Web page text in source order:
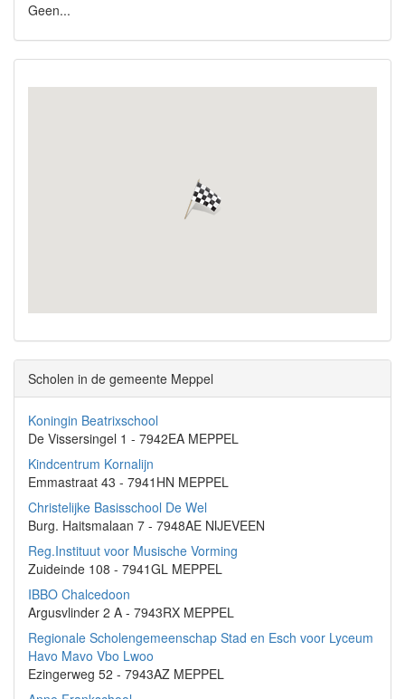
Geen...
Scholen in de gemeente Meppel
Koningin Beatrixschool
De Vissersingel 1 - 7942EA MEPPEL
Kindcentrum Kornalijn
Emmastraat 43 - 7941HN MEPPEL
Christelijke Basisschool De Wel
Burg. Haitsmalaan 7 - 7948AE NIJEVEEN
Reg.Instituut voor Musische Vorming
Zuideinde 108 - 7941GL MEPPEL
IBBO Chalcedoon
Argusvlinder 2 A - 7943RX MEPPEL
Regionale Scholengemeenschap Stad en Esch voor Lyceum
Havo Mavo Vbo Lwoo
Ezingerweg 52 - 7943AZ MEPPEL